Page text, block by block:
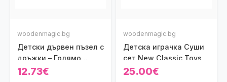
woodenmagic.bg
Детски дървен пъзел с
дръжки – Голямо
Сафари New Classic
12.73€
woodenmagic.bg
Детска играчка Суши
сет New Classic Toys
25.00€